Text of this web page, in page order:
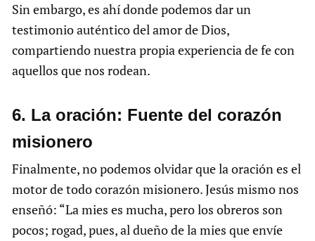
Sin embargo, es ahí donde podemos dar un
testimonio auténtico del amor de Dios,
compartiendo nuestra propia experiencia de fe con
aquellos que nos rodean.
6. La oración: Fuente del corazón
misionero
Finalmente, no podemos olvidar que la oración es el
motor de todo corazón misionero. Jesús mismo nos
enseñó: “La mies es mucha, pero los obreros son
pocos; rogad, pues, al dueño de la mies que envíe